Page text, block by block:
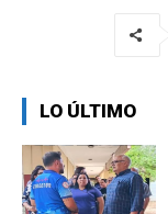
LO ÚLTIMO